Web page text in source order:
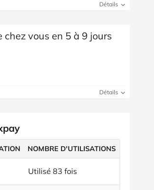
Détails
vous en 5 à 9 jours
Détails
NOMBRE D'UTILISATIONS
Utilisé 83 fois